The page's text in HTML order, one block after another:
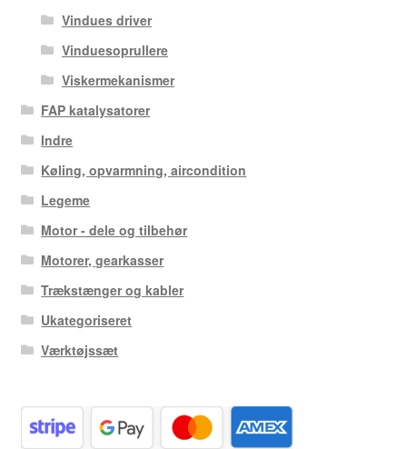
Vindues driver
Vinduesoprullere
Viskermekanismer
FAP katalysatorer
Indre
Køling, opvarmning, aircondition
Legeme
Motor - dele og tilbehør
Motorer, gearkasser
Trækstænger og kabler
Ukategoriseret
Værktøjssæt